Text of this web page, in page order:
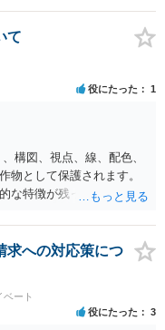
主体のロゴ、商品情報、
、通常、著作物には当た
スト等が含まれる場合に
ります。 また、人物写真
写体本人に帰属します
作したイラストやバナー
著作物性は認められにく
一部に創作性が認められ
者の写真や文章等を制作
当した事実を記載した
まで当然に禁止できると
能性等から判断されま
て
役にたった 1
構図、視点、線、配色、
物として保護されます。
な特徴が残っていれば、
ん。 ② 出典を記載するだ
説明や批評が主で、図が
用部分が明確に区別さ
要です。勉強ノートの教
、引用と認められにくい
変えただけで適法になる
求への対応策につ
ート
役にたった 3